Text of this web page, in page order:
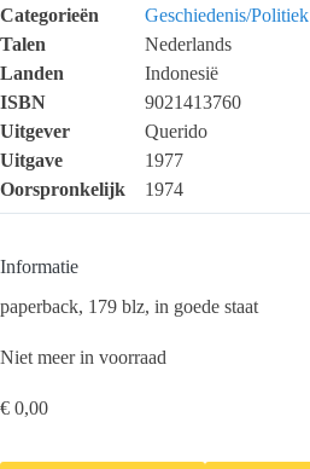
Categorieën
Geschiedenis/Politiek
Talen
Nederlands
Landen
Indonesië
ISBN
9021413760
Uitgever
Querido
Uitgave
1977
Oorspronkelijk
1974
Informatie
paperback, 179 blz, in goede staat
Niet meer in voorraad
€ 0,00